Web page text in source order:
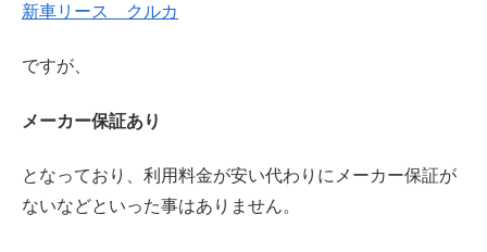
新車リース クルカ
ですが、
メーカー保証あり
となっており、利用料金が安い代わりにメーカー保証が
ないなどといった事はありません。